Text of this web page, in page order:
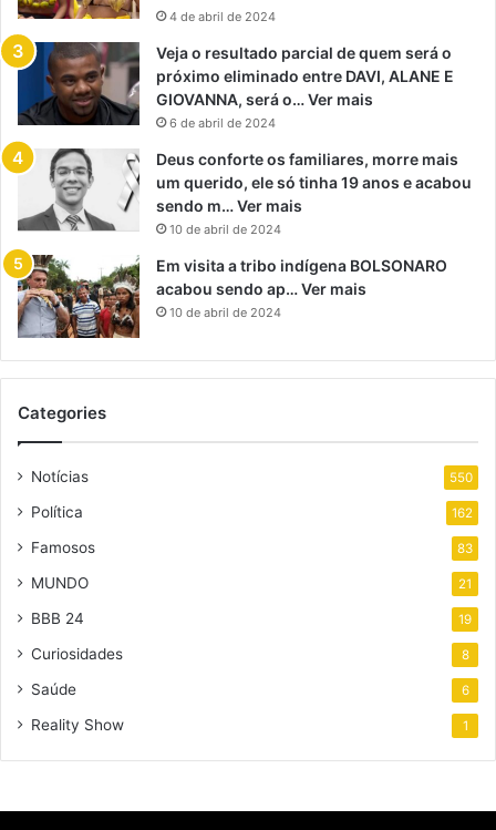
4 de abril de 2024
Veja o resultado parcial de quem será o
próximo eliminado entre DAVI, ALANE E
GIOVANNA, será o… Ver mais
6 de abril de 2024
Deus conforte os familiares, morre mais
um querido, ele só tinha 19 anos e acabou
sendo m… Ver mais
10 de abril de 2024
Em visita a tribo indígena BOLSONARO
acabou sendo ap… Ver mais
10 de abril de 2024
Categories
Notícias 550
Política 162
Famosos 83
MUNDO 21
BBB 24 19
Curiosidades 8
Saúde 6
Reality Show 1